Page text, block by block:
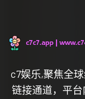
c7娱乐,聚焦全
链接通道，平